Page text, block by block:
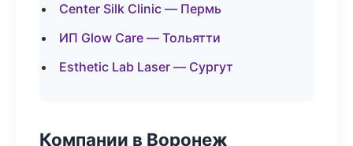
Center Silk Clinic — Пермь
ИП Glow Care — Тольятти
Esthetic Lab Laser — Сургут
Компании в Воронеж